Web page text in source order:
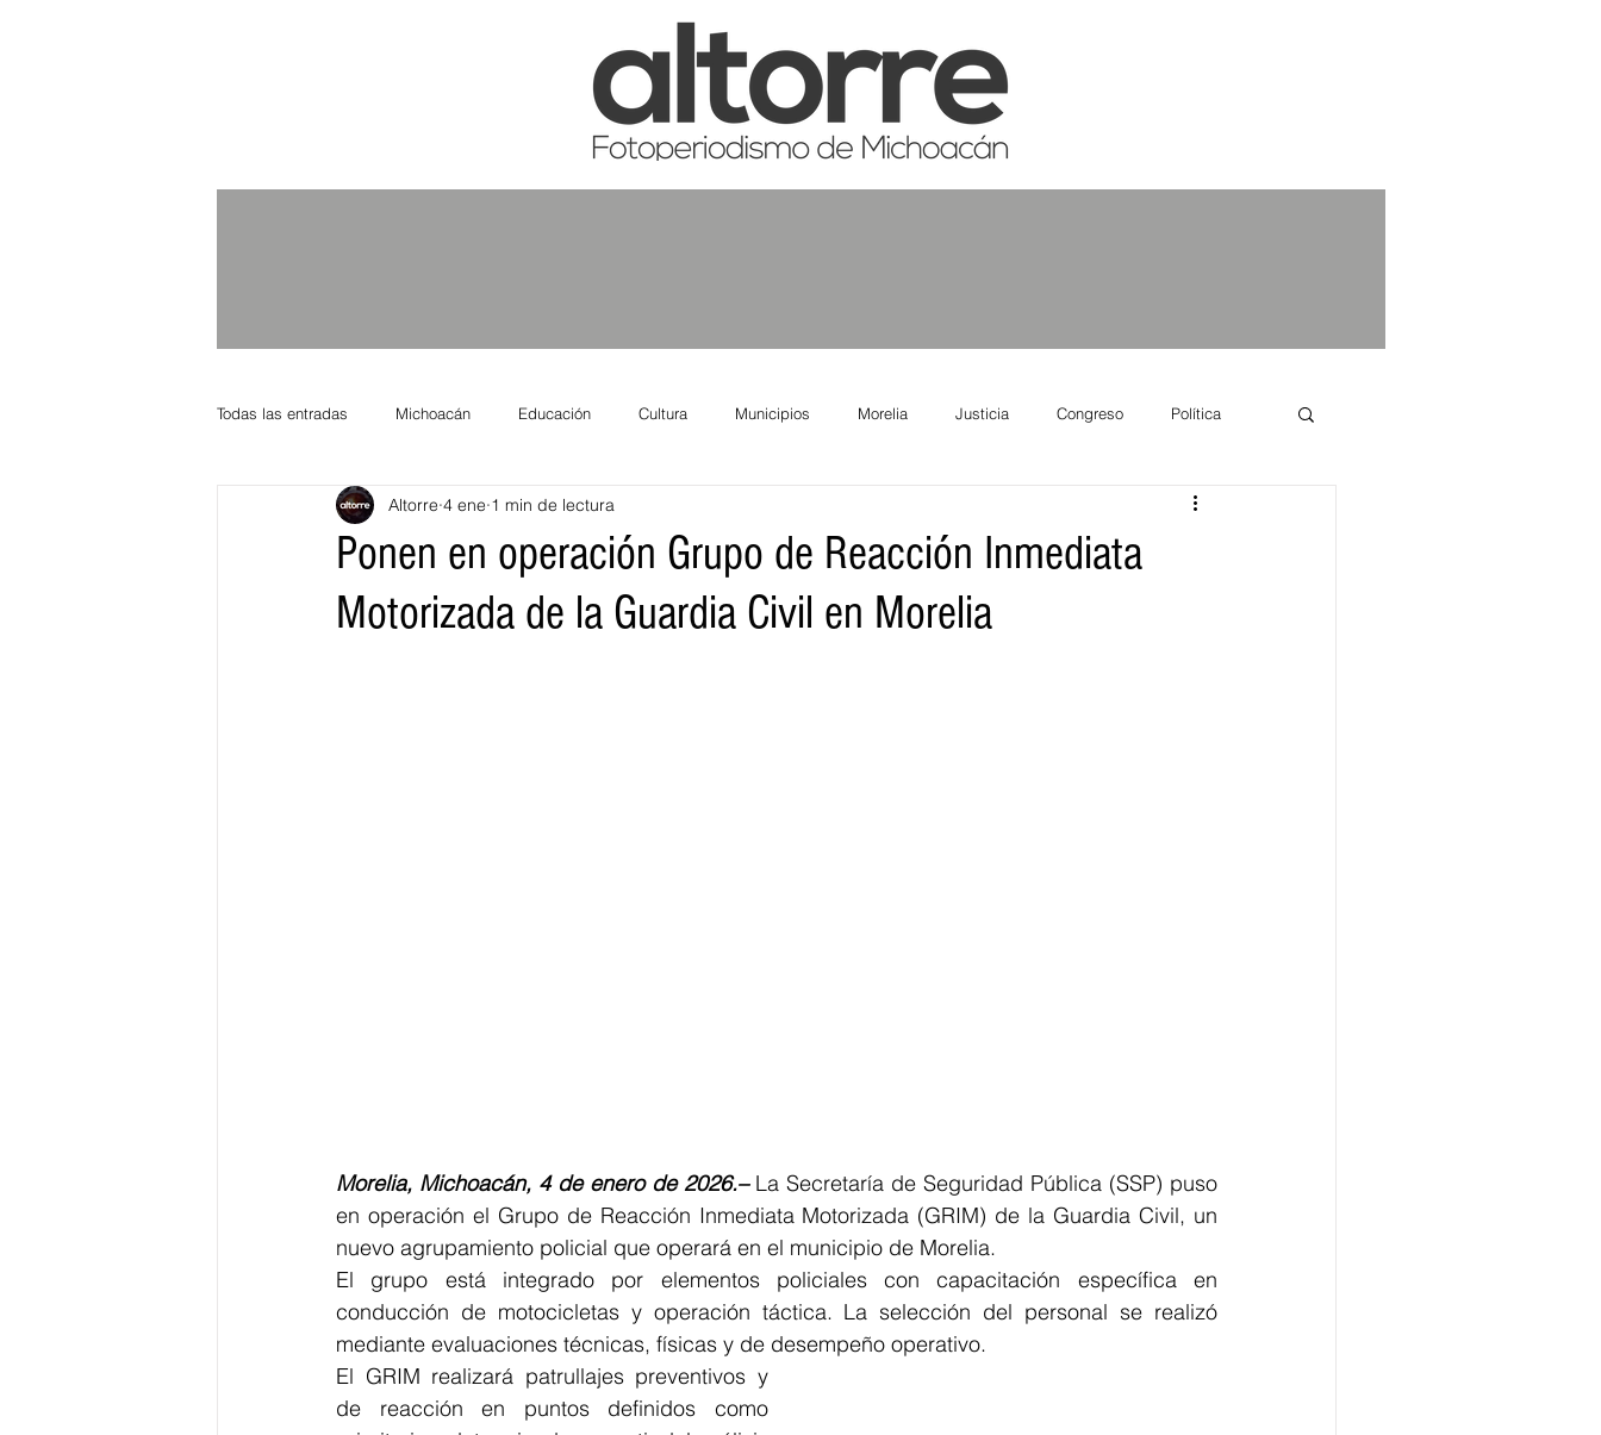
Todas las entradas Michoacán Educación Cultura Municipios Morelia Justicia Congreso Política
Nacional Internacional Columnistas Salud
Gobernador Segob Sedeco Turismo Sader DIF Mujeres Scop
Ponen en operación Grupo de Reacción Inmediata
Motorizada de la Guardia Civil en Morelia
Altorre 4 ene 1 min de lectura
Morelia, Michoacán, 4 de enero de 2026.– La Secretaría de Seguridad Pública (SSP) puso
en operación el Grupo de Reacción Inmediata Motorizada (GRIM) de la Guardia Civil, un
nuevo agrupamiento policial que operará en el municipio de Morelia.
El grupo está integrado por elementos policiales con capacitación específica en
conducción de motocicletas y operación táctica. La selección del personal se realizó
mediante evaluaciones técnicas, físicas y de desempeño operativo.
El GRIM realizará patrullajes preventivos y
de reacción en puntos definidos como